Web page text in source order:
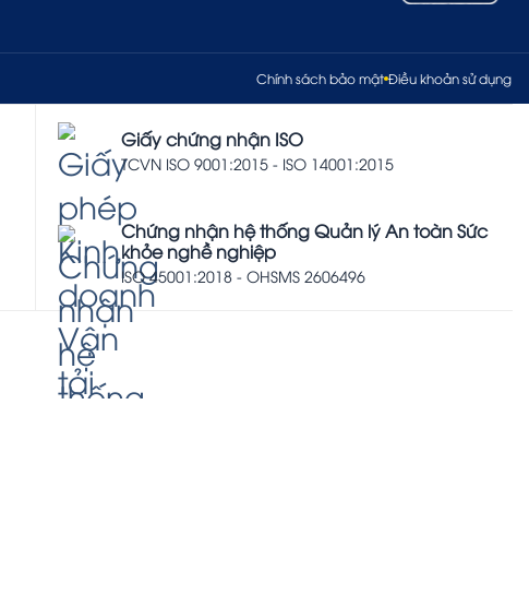
Chính sách bảo mật Điều khoản sử dụng
Giấy chứng nhận ISO
TCVN ISO 9001:2015 - ISO 14001:2015
Chứng nhận hệ thống Quản lý An toàn Sức
khỏe nghề nghiệp
ISO 45001:2018 - OHSMS 2606496